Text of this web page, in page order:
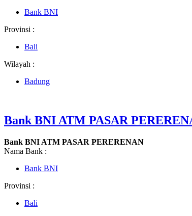
Bank BNI
Provinsi :
Bali
Wilayah :
Badung
Bank BNI ATM PASAR
Bank BNI ATM PASAR PERERENAN
Nama Bank :
Bank BNI
Provinsi :
Bali